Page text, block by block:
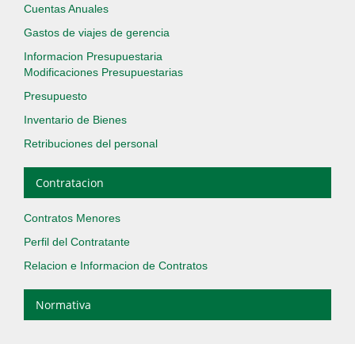
Cuentas Anuales
Gastos de viajes de gerencia
Informacion Presupuestaria
Modificaciones Presupuestarias
Presupuesto
Inventario de Bienes
Retribuciones del personal
Contratacion
Contratos Menores
Perfil del Contratante
Relacion e Informacion de Contratos
Normativa